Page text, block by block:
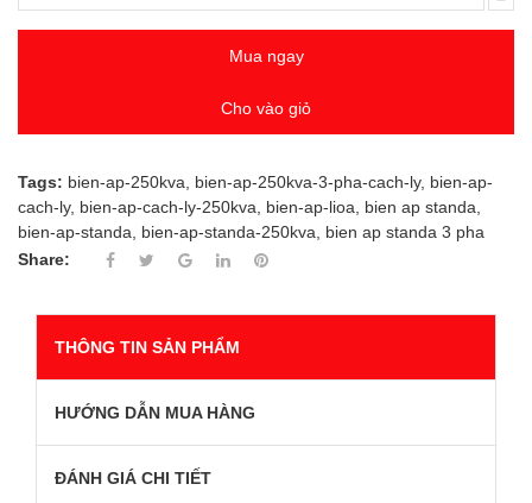
Mua ngay
Cho vào giỏ
Tags: bien-ap-250kva bien-ap-250kva-3-pha-cach-ly, bien-ap-
cach-ly, bien-ap-cach-ly-250kva bien-ap-lioa bien ap standa
bien-ap-standa
bien-ap-standa-250kva
bien ap standa 3 pha
Share:
THÔNG TIN SẢN PHẨM
HƯỚNG DẪN MUA HÀNG
ĐÁNH GIÁ CHI TIẾT